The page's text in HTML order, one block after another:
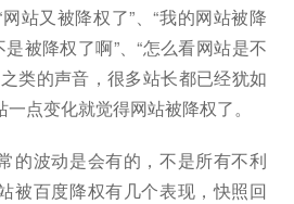
站又被降权了”、“我的网站被降
被降权了啊”、“怎么看网站是不
类的声音，很多站长都已经犹如
点变化就觉得网站被降权了。
的波动是会有的，不是所有不利
被百度降权有几个表现，快照回